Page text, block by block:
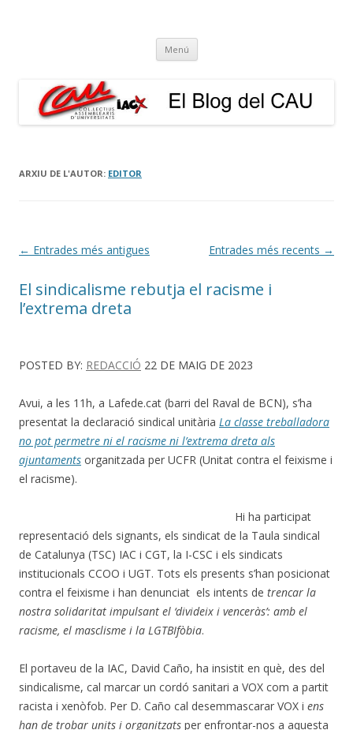
Menú Vés
contingut
ARXIU DE L'AUTOR: EDITOR
Navegació
les
entrades
← Entrades més antigues Entrades més recents →
El sindicalisme rebutja el racisme i
l’extrema dreta
POSTED BY: REDACCIÓ 22 DE MAIG DE 2023
Avui, a les 11h, a Lafede.cat (barri del Raval de BCN), s’ha
presentat la declaració sindical unitària La classe treballadora
no pot permetre ni el racisme ni l’extrema dreta als
ajuntaments organitzada per UCFR (Unitat contra el feixisme i
el racisme).
Hi ha participat
representació dels signants, els sindicat de la Taula sindical
de Catalunya (TSC) IAC i CGT, la I-CSC i els sindicats
institucionals CCOO i UGT. Tots els presents s’han posicionat
contra el feixisme i han denunciat els intents de trencar la
nostra solidaritat impulsant el ‘divideix i venceràs’: amb el
racisme, el masclisme i la LGTBIfòbia.
El portaveu de la IAC, David Caño, ha insistit en què, des del
sindicalisme, cal marcar un cordó sanitari a VOX com a partit
racista i xenòfob. Per D. Caño cal desemmascarar VOX i ens
han de trobar units i organitzats per enfrontar-nos a aquesta